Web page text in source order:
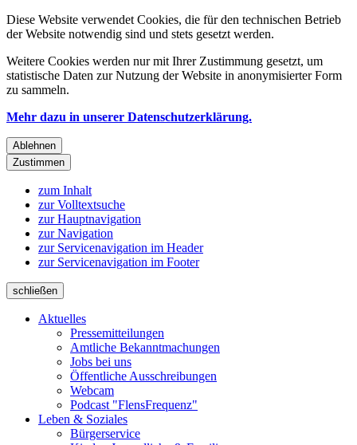
Diese Website verwendet Cookies, die für den technischen Betrieb
der Website notwendig sind und stets gesetzt werden.
Weitere Cookies werden nur mit Ihrer Zustimmung gesetzt, um
statistische Daten zur Nutzung der Website in anonymisierter Form
zu sammeln.
Mehr dazu in unserer Datenschutzerklärung.
Ablehnen
Zustimmen
zum Inhalt
zur Volltextsuche
zur Hauptnavigation
zur Navigation
zur Servicenavigation im Header
zur Servicenavigation im Footer
schließen
Aktuelles
Pressemitteilungen
Amtliche Bekanntmachungen
Jobs bei uns
Öffentliche Ausschreibungen
Webcam
Podcast "FlensFrequenz"
Leben & Soziales
Bürgerservice